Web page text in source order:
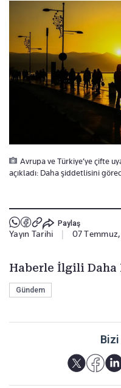
Avrupa ve Türkiye’ye çifte
açıkladı: Daha şiddetlisini
Paylaş
Yayın Tarihi 07
Haberle İlgili Daha
Gündem
Bizi